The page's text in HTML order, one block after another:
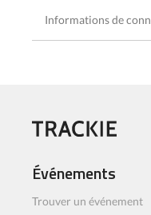
Informations de
Événements
Trouver un événement